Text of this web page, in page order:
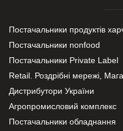
Постачальники продуктів
Постачальники nonfood
Постачальники Private Label
Retail. Роздрібні мережі,
Дистрибутори України
Агропромисловий комплекс
Постачальники обладнання